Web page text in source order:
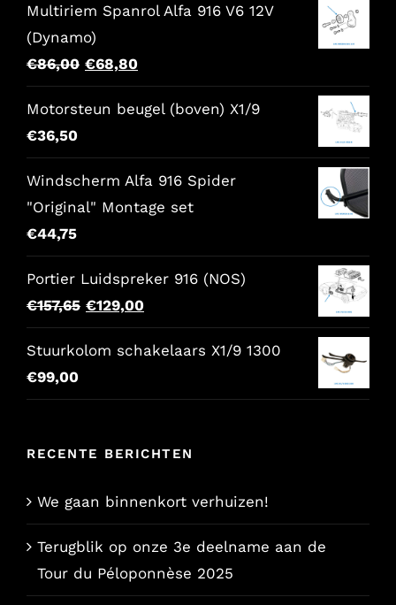
Multiriem Spanrol Alfa 916 V6 12V
(Dynamo)
€86,00 Oorspronkelijke
prijs
was:
€68,80Huidige
prijs
is:
Motorsteun beugel (boven) X1/9
€36,50
Windscherm Alfa 916 Spider
"Original" Montage set
€44,75
Portier Luidspreker 916 (NOS)
€157,65 Oorspronkelijke
prijs
was:
€129,00Huidige
prijs
is:
Stuurkolom schakelaars X1/9 1300
€99,00
RECENTE BERICHTEN
We gaan binnenkort verhuizen!
Terugblik op onze 3e deelname aan de
Tour du Péloponnèse 2025